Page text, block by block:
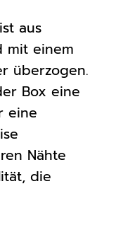
aus
mit einem
überzogen.
Box eine
eine
Nähte
die